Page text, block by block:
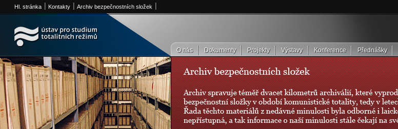
Ústav pro studium totalitních režimů
Hl. stránka Kontakty Archiv bezpečnostních složek
O nás Dokumenty Projekty Výstavy Konference Přednášky